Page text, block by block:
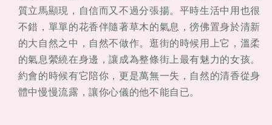
質立馬顯現，自信而又不過分張揚。平時生活中用也很
不錯，單單的花香伴隨著草木的氣息，徬佛置身於清新
的大自然之中，自然不做作。逛街的時候用上它，溫柔
的氣息縈繞在身邊，讓成為整條街上最有魅力的女孩。
約會的時候有它陪你，更是萬無一失，自然的清香從身
體中慢慢流露，讓你心儀的他不能自已。